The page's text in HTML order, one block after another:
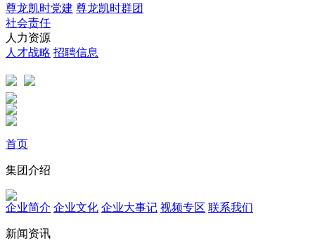
尊龙凯时党建 尊龙凯时群团
社会责任
人力资源
人才战略 招聘信息
首页
集团介绍
企业简介 企业文化 企业⼤事记 视频专区 联系我们
新闻资讯